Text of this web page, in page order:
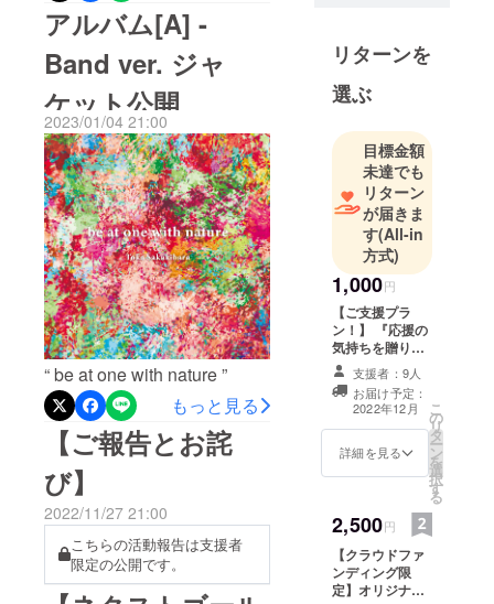
アルバム[A] -
Band ver. ジャ
ケット公開
2023/01/04 21:00
“ be at one with nature ”
もっと見る
【ご報告とお詫
び】
2022/11/27 21:00
こちらの活動報告は支援者
限定の公開です。
リターンを
選ぶ
目標金額
未達でも
リターン
が届きま
す(All-in
方式)
1,000円
【ご支援プラ
ン！】 『応援の
気持ちを贈りた
い』という方
へ！ ご支援頂い
た方に、お礼の
メールをお送り
します。 《リ
ターン内容》 ・
支援者：9人
お届け予定：
2022年12月
詳細を見る
こ
の
リ
タ
ー
ン
を
選
択
す
る
2,500円
【クラウドファ
ンディング限
定】オリジナル